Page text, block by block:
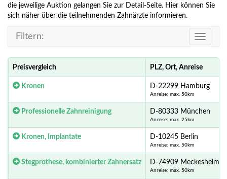
die jeweilige Auktion gelangen Sie zur Detail-Seite. Hier können Sie
sich näher über die teilnehmenden Zahnärzte informieren.
Toggle
Filtern:
Preisvergleich PLZ, Ort, Anreise
Kronen D-22299 Hamburg
Anreise: max. 50km
Professionelle Zahnreinigung D-80333 München
Anreise: max. 25km
Kronen, Implantate D-10245 Berlin
Anreise: max. 50km
Stegprothese, kombinierter Zahnersatz D-74909 Meckesheim
Anreise: max. 50km